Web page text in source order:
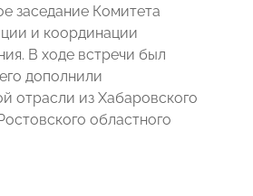
заседание Комитета
и координации
В ходе встречи был
дополнили
отрасли из Хабаровского
областного